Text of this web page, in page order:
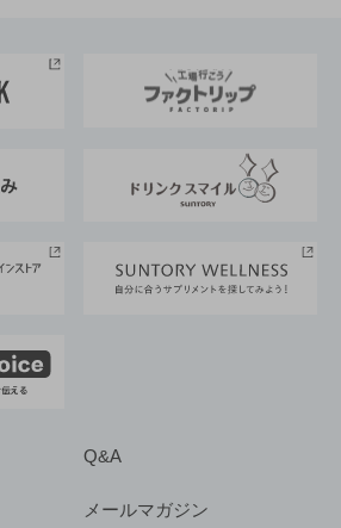
ズ大阪
るサステナビリティ経営
Q&A
メールマガジン